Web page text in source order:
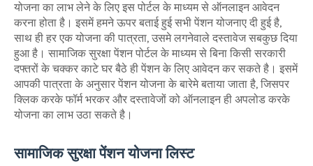
योजना का लाभ लेने के लिए इस पोर्टल के माध्यम से ऑनलाइन आवेदन
करना होता है। इसमें हमने ऊपर बताई हुई सभी पेंशन योजनाए दी हुई है,
साथ ही हर एक योजना की पात्रता, उसमे लगनेवाले दस्तावेज सबकुछ दिया
हुआ है। सामाजिक सुरक्षा पेंशन पोर्टल के माध्यम से बिना किसी सरकारी
दफ्तरों के चक्कर काटे घर बैठे ही पेंशन के लिए आवेदन कर सकते है। इसमें
आपकी पात्रता के अनुसार पेंशन योजना के बारेमे बताया जाता है, जिसपर
क्लिक करके फॉर्म भरकर और दस्तावेजों को ऑनलाइन ही अपलोड करके
योजना का लाभ उठा सकते है।
सामाजिक सुरक्षा पेंशन योजना लिस्ट